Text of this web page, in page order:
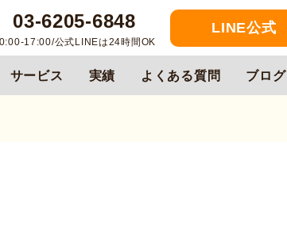
03-6205-6848
17:00/公式LINEは24時間OK
LINE公式
サービス 実績 よくある質問 ブログ